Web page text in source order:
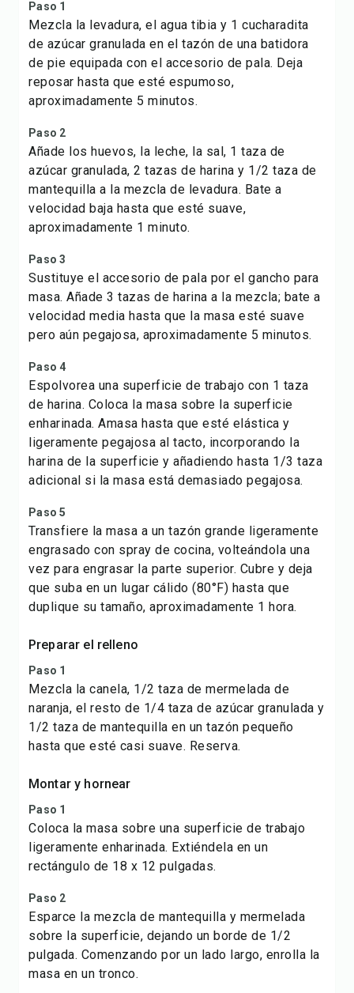
Paso 1
Mezcla la levadura, el agua tibia y 1 cucharadita
de azúcar granulada en el tazón de una batidora
de pie equipada con el accesorio de pala. Deja
reposar hasta que esté espumoso,
aproximadamente 5 minutos.
Paso 2
Añade los huevos, la leche, la sal, 1 taza de
azúcar granulada, 2 tazas de harina y 1/2 taza de
mantequilla a la mezcla de levadura. Bate a
velocidad baja hasta que esté suave,
aproximadamente 1 minuto.
Paso 3
Sustituye el accesorio de pala por el gancho para
masa. Añade 3 tazas de harina a la mezcla; bate a
velocidad media hasta que la masa esté suave
pero aún pegajosa, aproximadamente 5 minutos.
Paso 4
Espolvorea una superficie de trabajo con 1 taza
de harina. Coloca la masa sobre la superficie
enharinada. Amasa hasta que esté elástica y
ligeramente pegajosa al tacto, incorporando la
harina de la superficie y añadiendo hasta 1/3 taza
adicional si la masa está demasiado pegajosa.
Paso 5
Transfiere la masa a un tazón grande ligeramente
engrasado con spray de cocina, volteándola una
vez para engrasar la parte superior. Cubre y deja
que suba en un lugar cálido (80°F) hasta que
duplique su tamaño, aproximadamente 1 hora.
Preparar el relleno
Paso 1
Mezcla la canela, 1/2 taza de mermelada de
naranja, el resto de 1/4 taza de azúcar granulada y
1/2 taza de mantequilla en un tazón pequeño
hasta que esté casi suave. Reserva.
Montar y hornear
Paso 1
Coloca la masa sobre una superficie de trabajo
ligeramente enharinada. Extiéndela en un
rectángulo de 18 x 12 pulgadas.
Paso 2
Esparce la mezcla de mantequilla y mermelada
sobre la superficie, dejando un borde de 1/2
pulgada. Comenzando por un lado largo, enrolla la
masa en un tronco.